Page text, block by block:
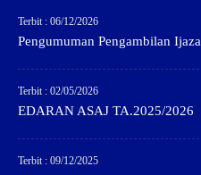
Terbit : 06/12/2026
Pengumuman Pengambilan
Terbit : 02/05/2026
EDARAN ASAJ TA.2025/2026
Terbit : 09/12/2025